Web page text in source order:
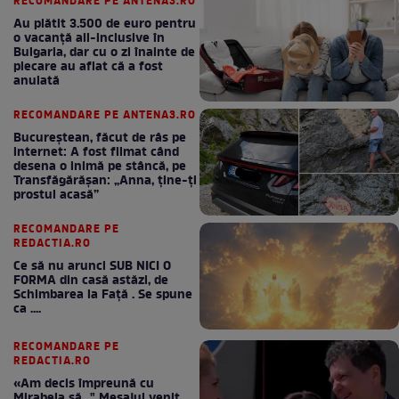
Au plătit 3.500 de euro pentru
o vacanță all-inclusive în
Bulgaria, dar cu o zi înainte de
plecare au aflat că a fost
anulată
RECOMANDARE PE ANTENA3.RO
Bucureștean, făcut de râs pe
internet: A fost filmat când
desena o inimă pe stâncă, pe
Transfăgărășan: „Anna, ține-ți
prostul acasă”
RECOMANDARE PE
REDACTIA.RO
Ce să nu arunci SUB NICI O
FORMA din casă astăzi, de
Schimbarea la Față . Se spune
ca ....
RECOMANDARE PE
REDACTIA.RO
«Am decis împreună cu